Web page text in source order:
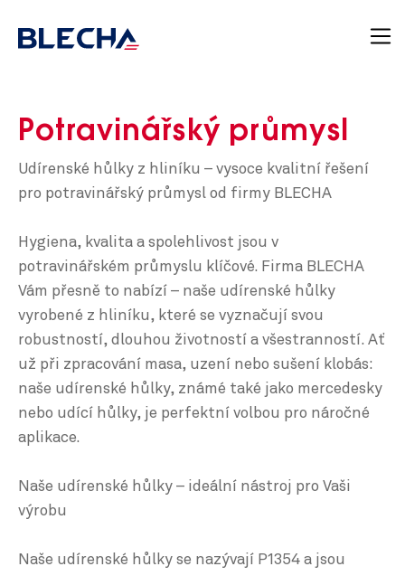
Potravinářský průmysl
Udírenské hůlky z hliníku – vysoce kvalitní řešení
pro potravinářský průmysl od firmy BLECHA
Hygiena, kvalita a spolehlivost jsou v
potravinářském průmyslu klíčové. Firma BLECHA
Vám přesně to nabízí – naše udírenské hůlky
vyrobené z hliníku, které se vyznačují svou
robustností, dlouhou životností a všestranností. Ať
už při zpracování masa, uzení nebo sušení klobás:
naše udírenské hůlky, známé také jako mercedesky
nebo udící hůlky, je perfektní volbou pro náročné
aplikace.
Naše udírenské hůlky – ideální nástroj pro Vaši
výrobu
Naše udírenské hůlky se nazývají P1354 a jsou